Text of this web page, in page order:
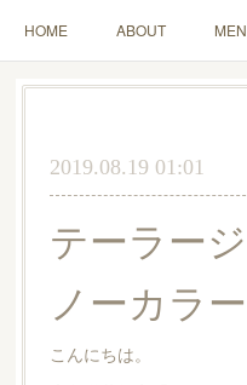
HOME ABOUT
MAIL
2019.08.19 01:01
テーラー
ノーカラ
こんにちは。